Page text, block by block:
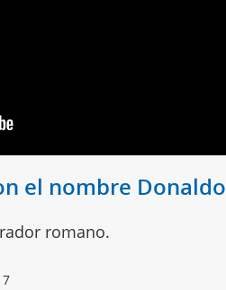
el nombre Donaldo
romano.